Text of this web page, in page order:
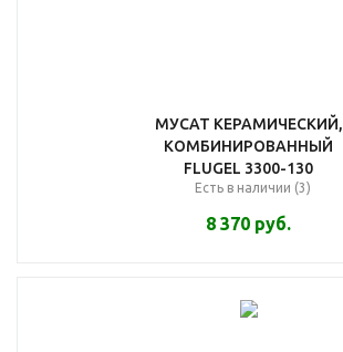
МУСАТ КЕРАМИЧЕСКИЙ,
КОМБИНИРОВАННЫЙ
FLUGEL 3300-130
Есть в наличии (3)
8 370 руб.